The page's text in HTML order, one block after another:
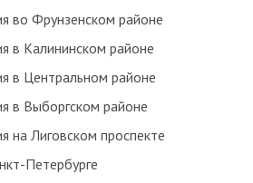
во Фрунзенском районе
в Калининском районе
в Центральном районе
в Выборгском районе
на Лиговском проспекте
Петербурге